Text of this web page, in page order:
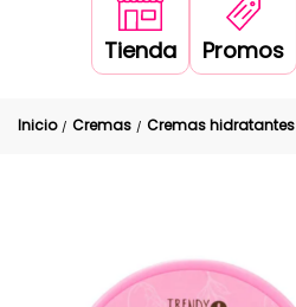
Tienda Promos
Inicio / Cremas / Cremas hidratantes